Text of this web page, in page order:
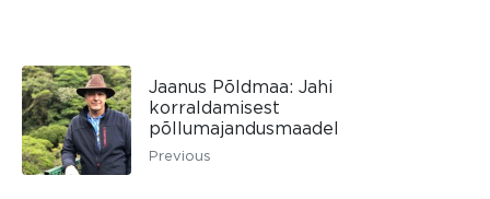
Jaanus Põldmaa: Jahi
korraldamisest
põllumajandusmaadel
Previous